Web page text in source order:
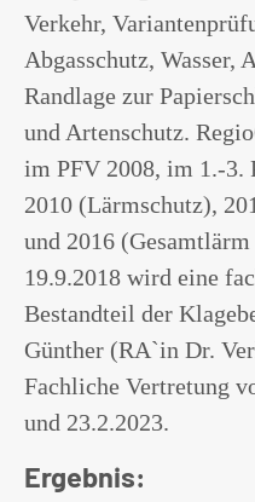
Verkehr,
Abgasschutz, Wasser,
Randlage zur
und Artenschutz.
im PFV 2008, im 1.-3.
2010 (Lärmschutz),
und 2016
19.9.2018 wird eine
Bestandteil der
Günther (RA`in Dr.
Fachliche Vertretung
und 23.2.2023.
Ergebnis: